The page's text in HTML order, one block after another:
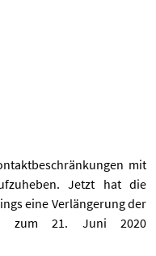
mit
Jetzt hat die
eine Verlängerung der
zum 21. Juni 2020